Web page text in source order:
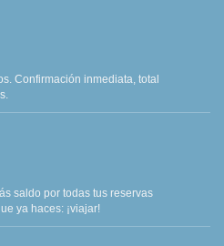
Confirmación inmediata, total
saldo por todas tus reservas
ya haces: ¡viajar!